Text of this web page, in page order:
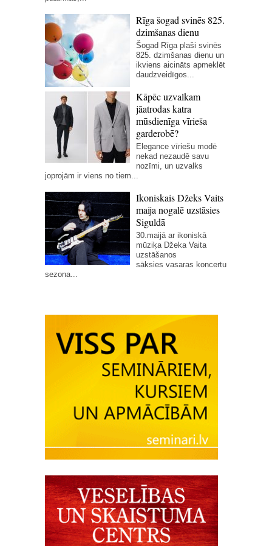
Rīga šogad svinēs 825.
dzimšanas dienu
Šogad Rīga plaši svinēs
825. dzimšanas dienu un
ikviens aicināts apmeklēt
daudzveidīgos...
Kāpēc uzvalkam
jāatrodas katra
mūsdienīga vīrieša
garderobē?
Elegance vīriešu modē
nekad nezaudē savu
nozīmi, un uzvalks
joprojām ir viens no tiem...
Ikoniskais Džeks Vaits
maija nogalē uzstāsies
Siguldā
30.maijā ar ikoniskā
mūziķa Džeka Vaita
uzstāšanos
sāksies vasaras koncertu
sezona...